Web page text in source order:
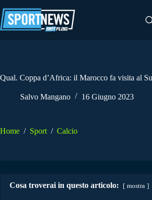
al
contenuto
Qual. Coppa d’Africa: il Marocco fa visita al
Salvo Mangano 16 Giugno 2023
Home / Sport / Calcio
Cosa troverai in questo articolo: mostra